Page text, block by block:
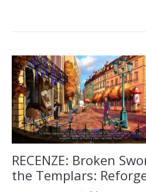
RECENZE: Broken
the Templars: